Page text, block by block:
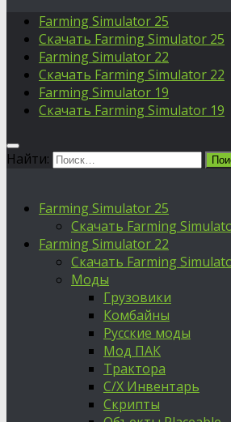
Farming Simulator 25
Скачать Farming Simulator 25
Farming Simulator 22
Скачать Farming Simulator 22
Farming Simulator 19
Скачать Farming Simulator 19
Найти:
Farming Simulator 25
Скачать Farming
Farming Simulator 22
Скачать Farming
Моды
Грузовики
Комбайны
Русские моды
Мод ПАК
Трактора
С/Х Инвентарь
Скрипты